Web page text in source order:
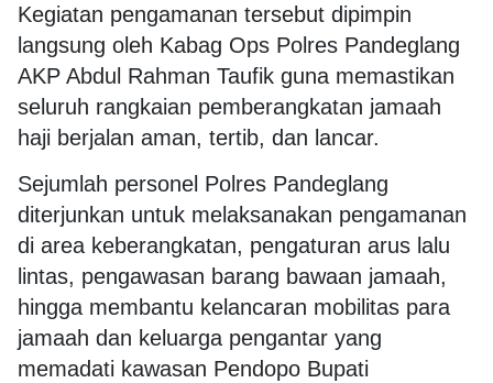
Kegiatan pengamanan tersebut dipimpin
langsung oleh Kabag Ops Polres Pandeglang
AKP Abdul Rahman Taufik guna memastikan
seluruh rangkaian pemberangkatan jamaah
haji berjalan aman, tertib, dan lancar.
Sejumlah personel Polres Pandeglang
diterjunkan untuk melaksanakan pengamanan
di area keberangkatan, pengaturan arus lalu
lintas, pengawasan barang bawaan jamaah,
hingga membantu kelancaran mobilitas para
jamaah dan keluarga pengantar yang
memadati kawasan Pendopo Bupati